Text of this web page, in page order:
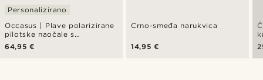
Occasus | Plave polarizirane
pilotske naočale s
kvadratnim okvirom
Personalizirano
64,95 €
Crno-smeđa narukvica
14,95 €